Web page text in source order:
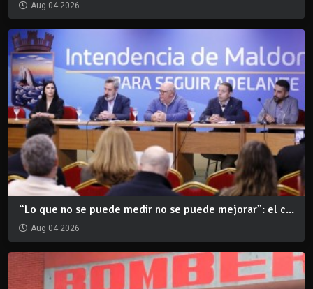
Aug 04 2026
“Lo que no se puede medir no se puede mejorar”: el c...
Aug 04 2026